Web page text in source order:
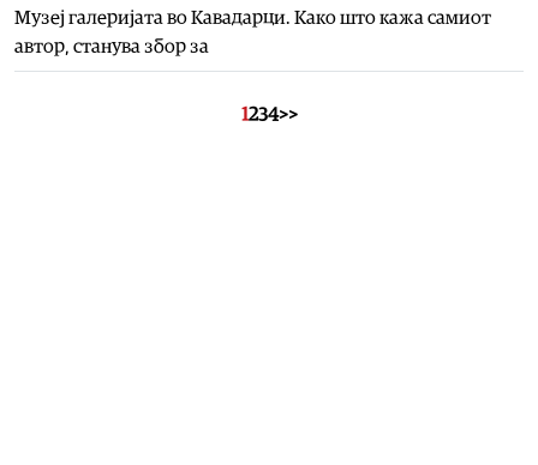
Музеј галеријата во Кавадарци. Како што кажа самиот
автор, станува збор за
1234>>